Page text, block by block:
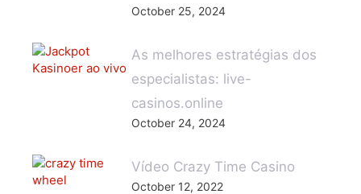
October 25, 2024
As melhores estratégias dos
especialistas: live-
casinos.online
October 24, 2024
Vídeo Crazy Time Casino
October 12, 2022